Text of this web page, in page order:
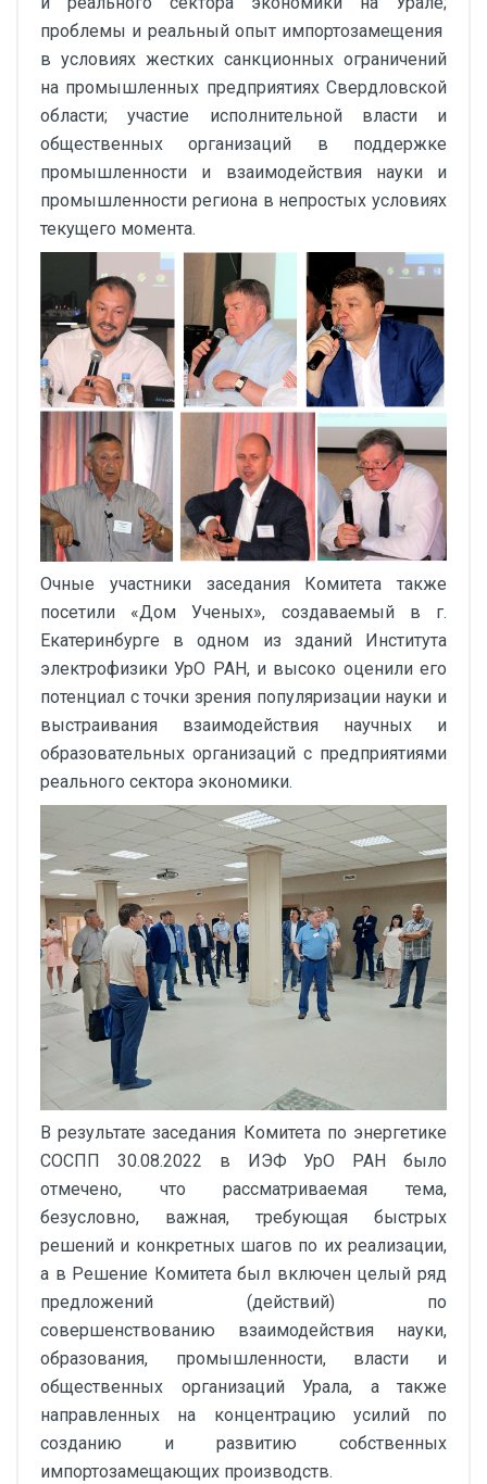
проблемы и реальный опыт импортозамещения
в условиях жестких санкционных ограничений
на промышленных предприятиях Свердловской
области; участие исполнительной власти и
общественных организаций в поддержке
промышленности и взаимодействия науки и
промышленности региона в непростых условиях
текущего момента.
Очные участники заседания Комитета также
посетили «Дом Ученых», создаваемый в г.
Екатеринбурге в одном из зданий Института
электрофизики УрО РАН, и высоко оценили его
потенциал с точки зрения популяризации науки и
выстраивания взаимодействия научных и
образовательных организаций с предприятиями
реального сектора экономики.
В результате заседания Комитета по энергетике
СОСПП 30.08.2022 в ИЭФ УрО РАН было
отмечено, что рассматриваемая тема,
безусловно, важная, требующая быстрых
решений и конкретных шагов по их реализации,
а в Решение Комитета был включен целый ряд
предложений (действий) по
совершенствованию взаимодействия науки,
образования, промышленности, власти и
общественных организаций Урала, а также
направленных на концентрацию усилий по
созданию и развитию собственных
импортозамещающих производств.